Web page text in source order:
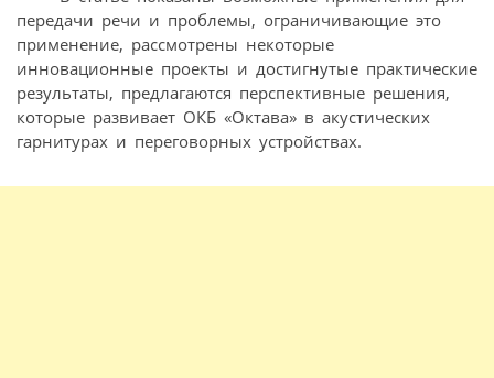
передачи речи и проблемы, ограничивающие это
применение, рассмотрены некоторые
инновационные проекты и достигнутые практические
результаты, предлагаются перспективные решения,
которые развивает ОКБ «Октава» в акустических
гарнитурах и переговорных устройствах.